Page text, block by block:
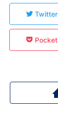
Twitter
Pocket